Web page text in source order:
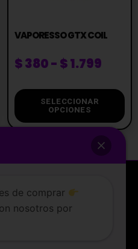
VAPORESSO GTX COIL
$380- $1.799
SELECCIONAR
OPCIONES
valorada de Uruguay.
de comprar
nosotros por